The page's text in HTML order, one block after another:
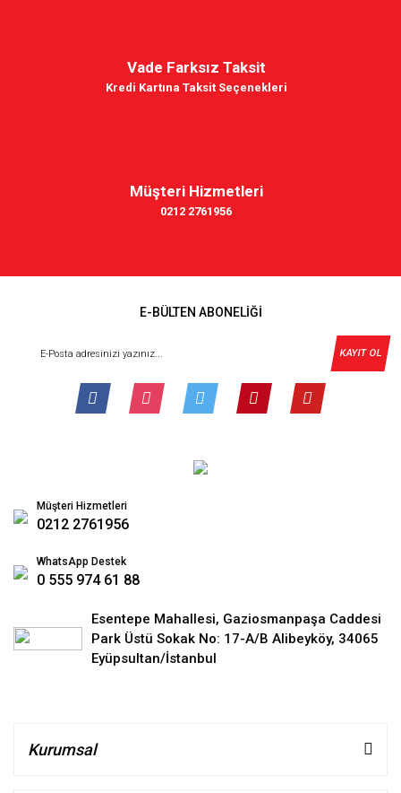
Vade Farksız Taksit
Kredi Kartına Taksit Seçenekleri
Müşteri Hizmetleri
0212 2761956
E-BÜLTEN ABONELİĞİ
KAYIT OL
Müşteri Hizmetleri
0212 2761956
WhatsApp Destek
0 555 974 61 88
Esentepe Mahallesi, Gaziosmanpaşa Caddesi
Park Üstü Sokak No: 17-A/B Alibeyköy, 34065
Eyüpsultan/İstanbul
Kurumsal